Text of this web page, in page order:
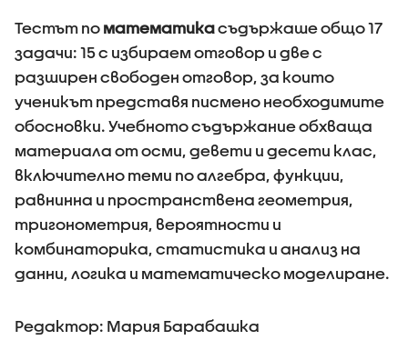
Тестът по математикасъдържаше общо 17
задачи: 15 с избираем отговор и две с
разширен свободен отговор, за които
ученикът представя писмено необходимите
обосновки. Учебното съдържание обхваща
материала от осми, девети и десети клас,
включително теми по алгебра, функции,
равнинна и пространствена геометрия,
тригонометрия, вероятности и
комбинаторика, статистика и анализ на
данни, логика и математическо моделиране.
Редактор: Мария Барабашка